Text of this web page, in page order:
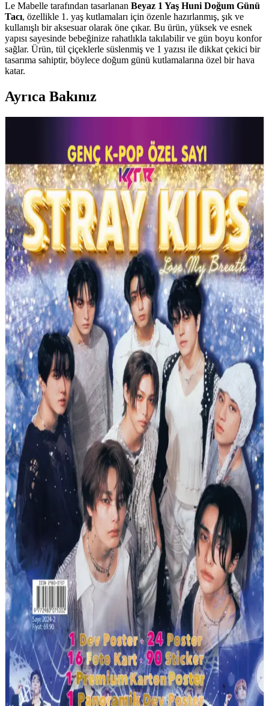
Le Mabelle tarafından tasarlanan Beyaz 1 Yaş Huni Doğum Günü
Tacı, özellikle 1. yaş kutlamaları için özenle hazırlanmış, şık ve
kullanışlı bir aksesuar olarak öne çıkar. Bu ürün, yüksek ve esnek
yapısı sayesinde bebeğinize rahatlıkla takılabilir ve gün boyu konfor
sağlar. Ürün, tül çiçeklerle süslenmiş ve 1 yazısı ile dikkat çekici bir
tasarıma sahiptir, böylece doğum günü kutlamalarına özel bir hava
katar.
Ayrıca Bakınız
Teknikleri ve Tasarım İpuçları
Anemone Kazak örneği üzerinden çocuklar için renkli örgü
projelerinde kullanılan teknikler, renk seçimi ve oversize tasarımın
önemi anlatılıyor. Öğrenme süreci ve kişiselleştirme detayları ele
alınıyor.
E-LİFE HOME Çocuk Pateni Ayarlanabilir ve
Dayanıklı Alüminyum Gövdeyle Güvenli Kullanım
E-LİFE HOME çocuk pateni, ayarlanabilir yapısı ve dayanıklı
alüminyum gövdesiyle büyüyen ayaklara uygun, güvenli ve
eğlenceli bir spor deneyimi sunar.
Decathlon Mavi Turuncu Çocuk Yüzücü Gözlüğü
Güvenli ve Konforlu Yüzme Deneyimi İçin
Decathlon'un çocuklar için tasarladığı mavi turuncu yüzücü
gözlüğü, UV koruması, su geçirmezlik ve ayarlanabilir yapısıyla
güvenli ve konforlu yüzme sağlar.
Bigpoint Jel Mum Boya Fosforlu 5 Renk Güvenli ve
Yaratıcı Boyama Deneyimi
Bigpoint Jel Mum Boya Fosforlu 5 Renk, güvenli, parlak ve
fosforlu renkleriyle çocuklar ve sanatçılar için ideal, kolay kullanım
sağlayan pratik ve güvenli boyama setidir.
Stabilo Dondurma Sevimli Havuç ve Mini Fosforlu
Kalemler Seti İncelemesi
Stabilo'nun sevimli ve fonksiyonel dondurma kalem seti, çocukların
ilgisini çeken tasarımı ve fosforlu özellikleriyle öne çıkıyor.
Kullanım kolaylığı ve eğlenceli görsel detaylar sunar.
Çocuklar İçin El Yapımı Deri Mermi Taşıma Çantası
ve Güvenlik Önerileri
10 yaş çocuklar için tasarlanan deri mermi çantası, çelik bilyelerin
tehlikeleri ve çevresel etkileriyle birlikte güvenlik önlemleri ve
alternatif mermi seçeneklerini ele alıyor.
Can Çocuk Dev Şeftali: Gençler İçin Eğlenceli ve
Geliştirici Bir Roman Seçeneği
Can Çocuk Dev Şeftali, gençlere uygun, etkileyici ve eğlenceli
hikayesiyle öne çıkan, yüksek değerlendirme alan bir roman. Uygun
fiyat ve kolay taşınabilirliğiyle gençlerin favorisi olmaya aday.